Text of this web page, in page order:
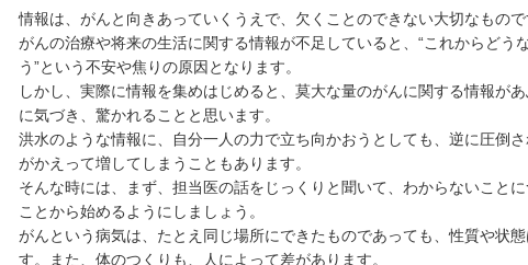
情報は、がんと向きあっていくうえで、欠くことのできない大切なもので
がんの治療や将来の生活に関する情報が不足していると、“これからどう
う”という不安や焦りの原因となります。
しかし、実際に情報を集めはじめると、莫大な量のがんに関する情報が
に気づき、驚かれることと思います。
洪水のような情報に、自分一人の力で立ち向かおうとしても、逆に圧倒
がかえって増してしまうこともあります。
そんな時には、まず、担当医の話をじっくりと聞いて、わからないこと
ことから始めるようにしましょう。
がんという病気は、たとえ同じ場所にできたものであっても、性質や状
す。また、体のつくりも、人によって差があります。